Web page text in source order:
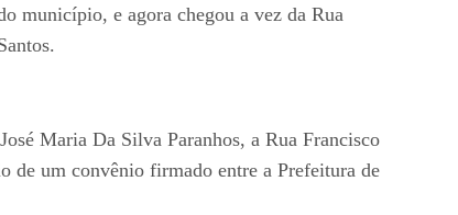
município, e agora chegou a vez da Rua
Maria Da Silva Paranhos, a Rua Francisco
de um convênio firmado entre a Prefeitura de